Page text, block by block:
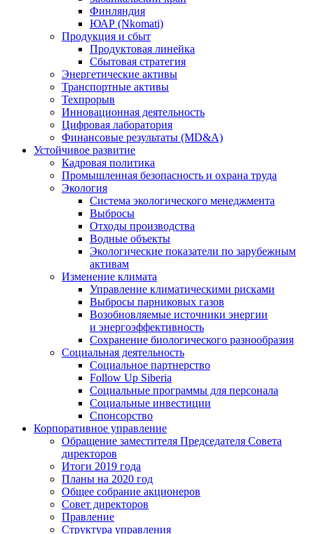
Финляндия
ЮАР (Nkomati)
Продукция и сбыт
Продуктовая линейка
Сбытовая стратегия
Энергетические активы
Транспортные активы
Техпрорыв
Инновационная деятельность
Цифровая лаборатория
Финансовые результаты (MD&A)
Устойчивое развитие
Кадровая политика
Промышленная безопасность и охрана труда
Экология
Система экологического менеджмента
Выбросы
Отходы производства
Водные объекты
Экологические показатели по зарубежным
активам
Изменение климата
Управление климатическими рисками
Выбросы парниковых газов
Возобновляемые источники энергии
и энергоэффективность
Сохранение биологического разнообразия
Социальная деятельность
Социальное партнерство
Follow Up Siberia
Социальные программы для персонала
Социальные инвестиции
Спонсорство
Корпоративное управление
Обращение заместителя Председателя Совета
директоров
Итоги 2019 года
Планы на 2020 год
Общее собрание акционеров
Совет директоров
Правление
Структура управления